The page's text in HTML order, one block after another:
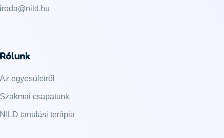
iroda@nild.hu
Rólunk
Az egyesületről
Szakmai csapatunk
NILD tanulási terápia